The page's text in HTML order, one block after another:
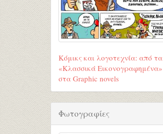
Κόμικς και λογοτεχνία: από τα
«Κλασσικά Εικονογραφημένα»
στα Graphic novels
Φωτογραφίες